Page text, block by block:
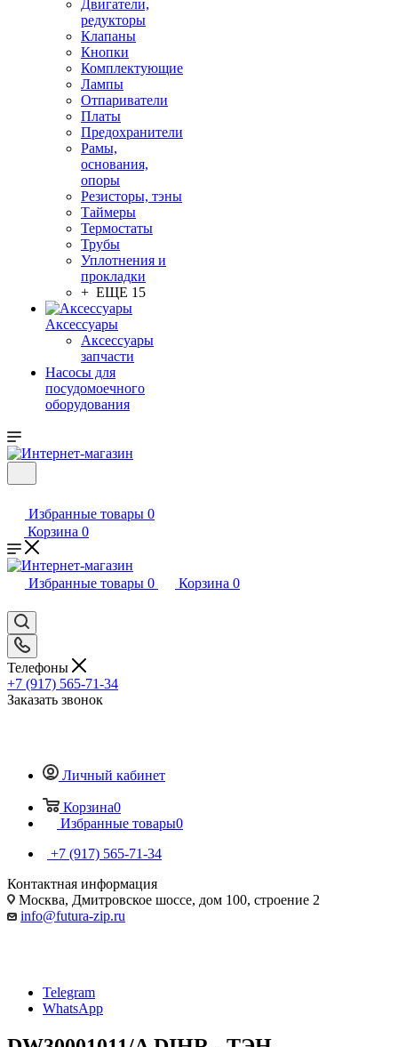
Двигатели,
редукторы
Клапаны
Кнопки
Комплектующие
Лампы
Отпариватели
Платы
Предохранители
Рамы,
основания,
опоры
Резисторы, тэны
Таймеры
Термостаты
Трубы
Уплотнения и
прокладки
+ ЕЩЕ 15
Аксессуары
Аксессуары
запчасти
Насосы для
посудомоечного
оборудования
Избранные товары 0
Корзина 0
Избранные товары 0 Корзина 0
Телефоны
+7 (917) 565-71-34
Заказать звонок
Личный кабинет
Корзина0
Избранные товары0
+7 (917) 565-71-34
Контактная информация
Москва, Дмитровское шоссе, дом 100, строение 2
info@futura-zip.ru
Telegram
WhatsApp